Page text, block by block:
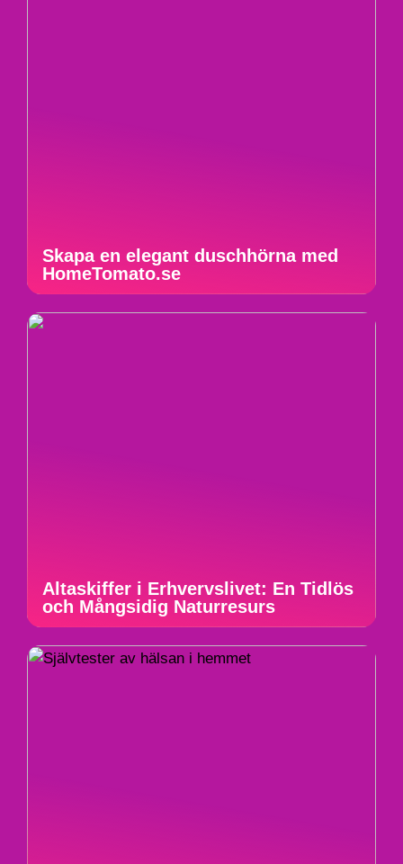
Skapa en elegant duschhörna med
HomeTomato.se
Altaskiffer i Erhvervslivet: En Tidlös
och Mångsidig Naturresurs